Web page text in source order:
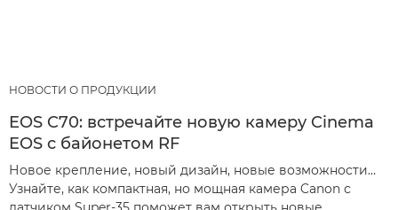
НОВОСТИ О ПРОДУКЦИИ
EOS C70: встречайте новую камеру Cinema
EOS с байонетом RF
Новое крепление, новый дизайн, новые возможности…
Узнайте, как компактная, но мощная камера Canon с